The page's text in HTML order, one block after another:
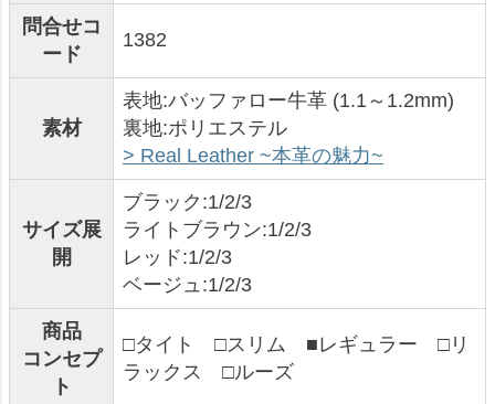
問合せコ
ード
1382
素材
表地:バッファロー牛革 (1.1～1.2mm)
裏地:ポリエステル
> Real Leather ~本革の魅力~
サイズ展
開
ブラック:1/2/3
ライトブラウン:1/2/3
レッド:1/2/3
ベージュ:1/2/3
商品
コンセプ
ト
□タイト □スリム ■レギュラー □リ
ラックス □ルーズ